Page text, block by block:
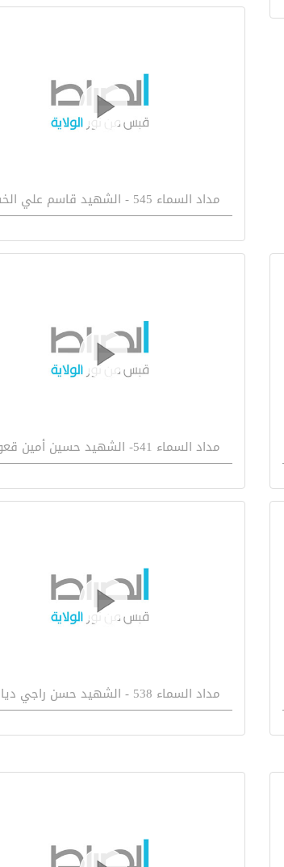
مداد السماء 545 - الشهيد قاسم علي الخشن
مداد السماء 541- الشهيد حسين أمين قعون
مداد السماء 538 - الشهيد حسن راجي دياب